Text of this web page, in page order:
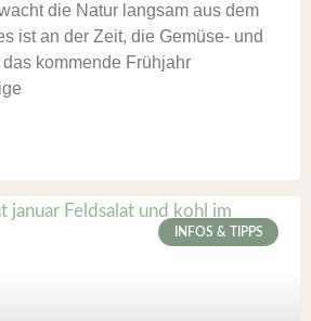
die Natur langsam aus dem
ist an der Zeit, die Gemüse- und
kommende Frühjahr
INFOS & TIPPS